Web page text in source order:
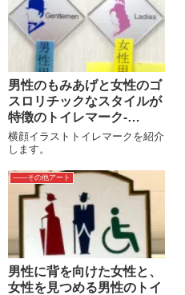
男性のもみあげと女性のゴ
スロリチックなスタイルが
特徴のトイレマーク‐
No.832
横顔イラストトイレマークを紹介
します。
――その他アート
男性に背を向けた女性と、
女性を見つめる男性のトイ